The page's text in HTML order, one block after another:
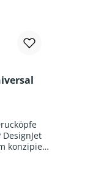
konzipiert.